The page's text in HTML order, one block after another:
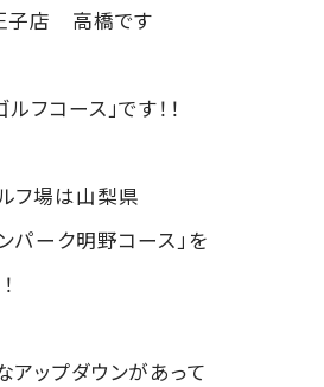
子店 高橋です
フコース」です！！
フ場は山梨県
パーク明野コース」を
アップダウンがあって